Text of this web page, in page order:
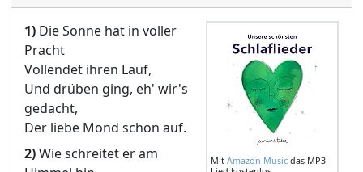
Mit Amazon Music das MP3-
1) Die Sonne hat in voller
Pracht
Vollendet ihren Lauf,
Und drüben ging, eh' wir's
gedacht,
Der liebe Mond schon auf.
2)Wie schreitet er am